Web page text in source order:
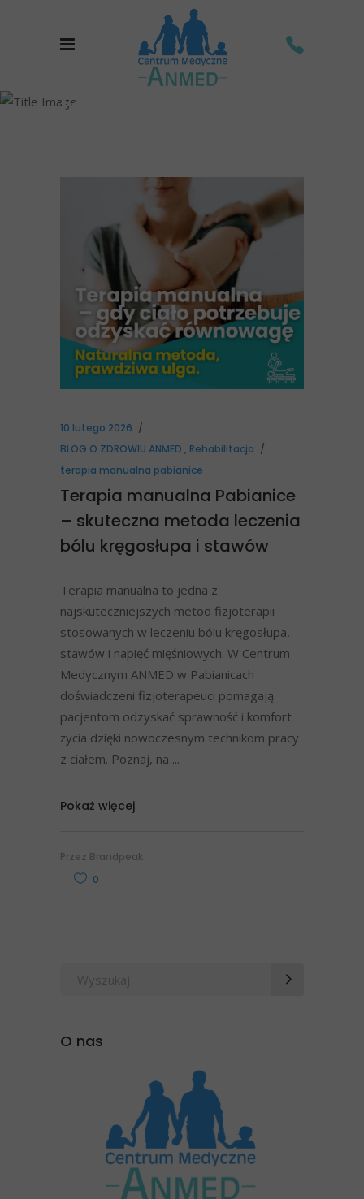
terapia manualna
10 lutego 2026
BLOG O ZDROWIU ANMED , Rehabilitacja
terapia manualna pabianice
Terapia manualna Pabianice
– skuteczna metoda leczenia
bólu kręgosłupa i stawów
Terapia manualna to jedna z
najskuteczniejszych metod fizjoterapii
stosowanych w leczeniu bólu kręgosłupa,
stawów i napięć mięśniowych. W Centrum
Medycznym ANMED w Pabianicach
doświadczeni fizjoterapeuci pomagają
pacjentom odzyskać sprawność i komfort
życia dzięki nowoczesnym technikom pracy
z ciałem. Poznaj, na
Pokaż więcej
Przez Brandpeak
0
O nas